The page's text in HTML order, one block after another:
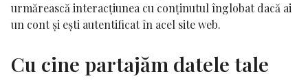
urmărească interacțiunea cu conținutul înglobat dacă ai
un cont și ești autentificat în acel site web.
Cu cine partajăm datele tale